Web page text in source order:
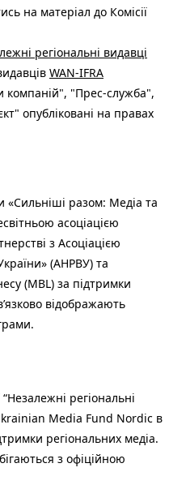
на матеріал до Комісії
регіональні видавці
WAN-IFRA
компаній", "Прес-служба",
опубліковані на правах
«Сильніші разом: Медіа та
асоціацією
з Асоціацією
(АНРВУ) та
(MBL) за підтримки
відображають
регіональні
Media Fund Nordic в
регіональних медіа.
з офіційною